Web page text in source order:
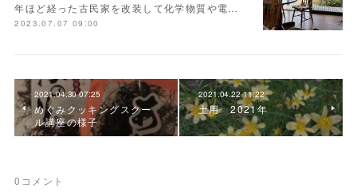
年ほど経った古民家を改装して化学物質や電…
2023.07.07 09:00
2021.04.30 07:25
めぐみクッキングスクー
ル講座の様子
2021.04.22 11:22
土用 2021年
0 コメント